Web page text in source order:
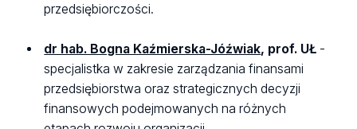
przedsiębiorczości.
dr hab. Bogna Kaźmierska-Jóźwiak, prof. UŁ -
specjalistka w zakresie zarządzania finansami
przedsiębiorstwa oraz strategicznych decyzji
finansowych podejmowanych na różnych